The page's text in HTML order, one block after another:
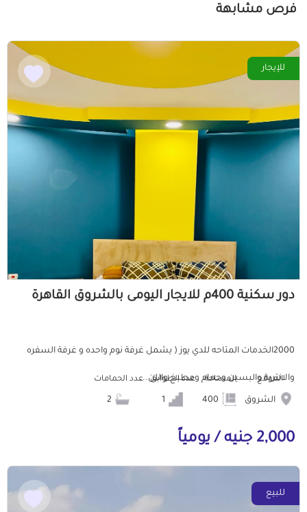
فرص مشابهة
للإيجار
دور سكنية 400م للايجار اليومى بالشروق القاهرة
2000الخدمات المتاحه للدي يوز ( يشمل غرفة نوم واحده و غرفة السفره
والانترية والبسين وحمام ومطبخ واللن...
الموقع
الشروق
المساحة عدد الطوابق عدد الحمامات
2,000 جنيه / يومياً
للبيع